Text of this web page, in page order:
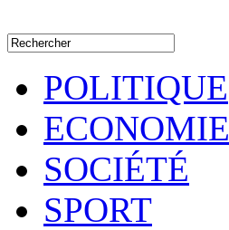
POLITIQUE
ECONOMIE
SOCIÉTÉ
SPORT